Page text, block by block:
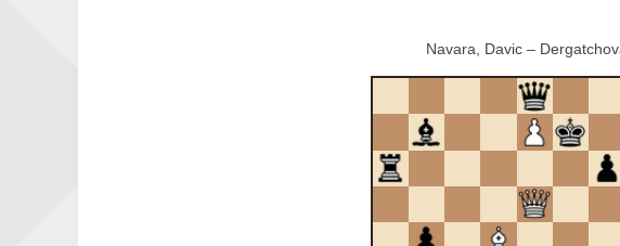
Navara, Davic –